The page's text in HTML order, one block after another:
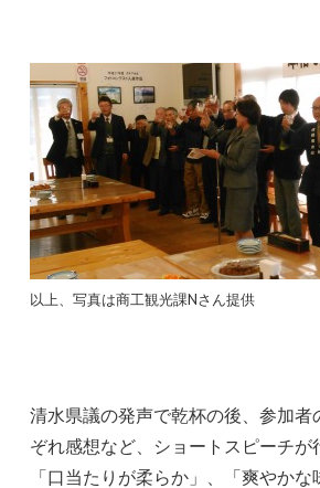
以上、写真は商工観光課Nさん提供
清水県議の発声で乾杯の後、参加者
ぞれ感想など、ショートスピーチが
「口当たりが柔らか」、「爽やかな